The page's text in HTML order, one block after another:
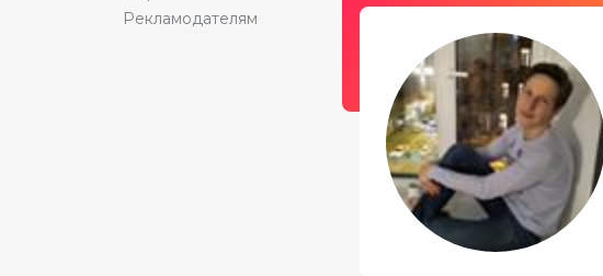
Рекламодателям